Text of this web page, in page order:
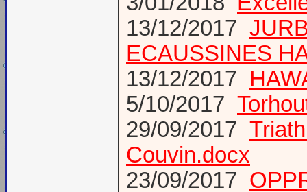
13/12/2017
ECAUSSINES
13/12/2017
5/10/2017
29/09/2017
Couvin.docx
23/09/2017